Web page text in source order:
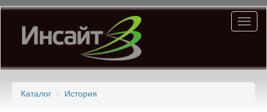
Перейти
основному
содержанию
Каталог История